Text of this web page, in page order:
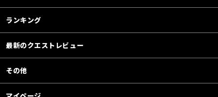
ランキング
最新のクエストレビュー
その他